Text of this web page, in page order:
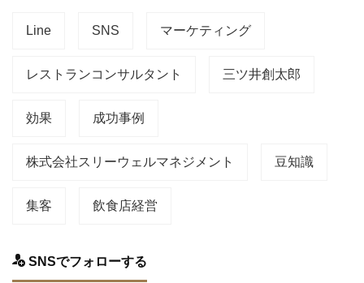
Line SNS マーケティング
レストランコンサルタント 三ツ井創太郎
効果 成功事例
株式会社スリーウェルマネジメント 豆知識
集客 飲食店経営
SNSでフォローする